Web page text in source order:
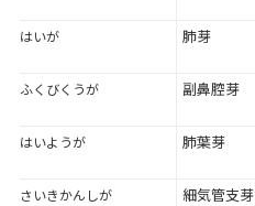
はいが
肺芽
ふくびくうが 副鼻腔芽
はいようが 肺葉芽
さいきかんしが 細気管支芽